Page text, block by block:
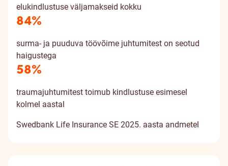
elukindlustuse väljamakseid kokku
84%
surma- ja puuduva töövõime juhtumitest on seotud
haigustega
58%
traumajuhtumitest toimub kindlustuse esimesel
kolmel aastal
Swedbank Life Insurance SE 2025. aasta andmetel